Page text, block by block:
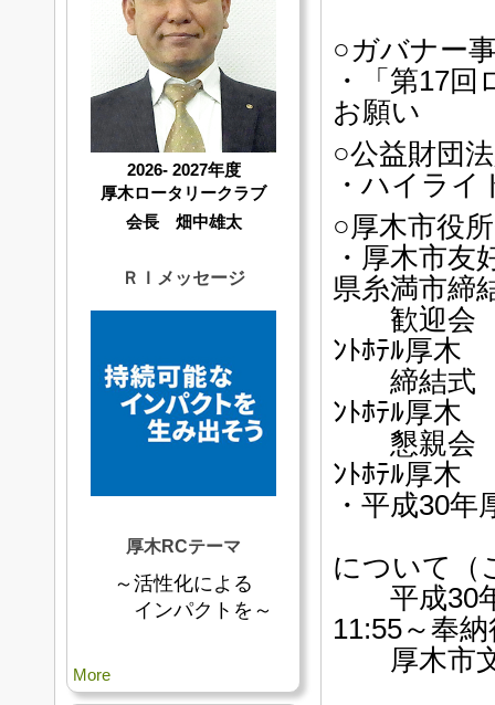
○ガバナー
・「第17
お願い
○公益財団
・ハイラ
○厚木市役
・厚木市
県糸満市締
歓迎会 平
ﾝﾄﾎﾃﾙ厚木
締結式 平
ﾝﾄﾎﾃﾙ厚木
懇親会 平
ﾝﾄﾎﾃﾙ厚木
・平成30
について（
平成30
11:55～奉
厚木市文
2026- 2027年度
厚木ロータリークラブ
会長 畑中雄太
ＲＩメッセージ
厚木RCテーマ
～活性化による
インパクトを～
More